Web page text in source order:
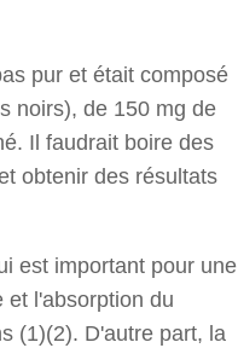
pur et était composé
noirs), de 150 mg de
Il faudrait boire des
obtenir des résultats
est important pour une
et l'absorption du
(1)(2). D'autre part, la